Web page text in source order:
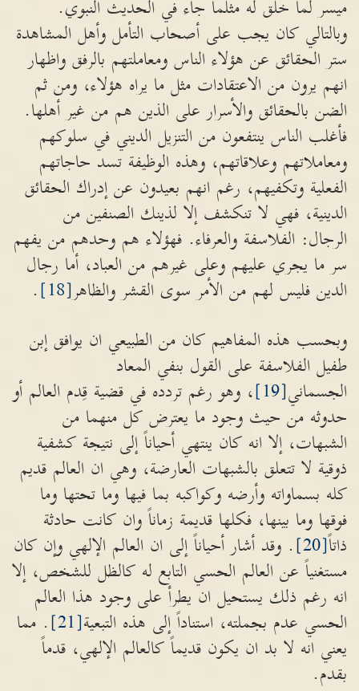
ميسر لما خلق له مثلما جاء في الحديث النبوي.
وبالتالي كان يجب على أصحاب التأمل وأهل المشاهدة
ستر الحقائق عن هؤلاء الناس ومعاملتهم بالرفق واظهار
انهم يرون من الاعتقادات مثل ما يراه هؤلاء، ومن ثم
الضن بالحقائق والأسرار على الذين هم من غير أهلها.
فأغلب الناس ينتفعون من التنزيل الديني في سلوكهم
ومعاملاتهم وعلاقاتهم، وهذه الوظيفة تسد حاجاتهم
الفعلية وتكفيهم، رغم انهم بعيدون عن إدراك الحقائق
الدينية، فهي لا تنكشف إلا لذينك الصنفين من
الرجال: الفلاسفة والعرفاء. فهؤلاء هم وحدهم من يفهم
سر ما يجري عليهم وعلى غيرهم من العباد، أما رجال
الدين فليس لهم من الأمر سوى القشر والظاهر[18]
.
وبحسب هذه المفاهيم كان من الطبيعي ان يوافق إبن
طفيل الفلاسفة على القول بنفي المعاد
الجسماني[19]
، وهو رغم تردده في قضية قِدم العالم أو
حدوثه من حيث وجود ما يعترض كل منهما من
الشبهات، إلا انه كان ينتهي أحياناً إلى نتيجة كشفية
ذوقية لا تتعلق بالشبهات العارضة، وهي ان العالم قديم
كله بسماواته وأرضه وكواكبه بما فيها وما تحتها وما
فوقها وما بينها، فكلها قديمة زماناً وان كانت حادثة
ذاتاً[20]
. وقد أشار أحياناً إلى ان العالم الإلهي وإن كان
مستغنياً عن العالم الحسي التابع له كالظل للشخص، إلا
انه رغم ذلك يستحيل ان يطرأ على وجود هذا العالم
الحسي عدم بجملته، استناداً إلى هذه التبعية[21]
. مما
يعني انه لا بد ان يكون قديماً كالعالم الإلهي، قدماً
بقدم.